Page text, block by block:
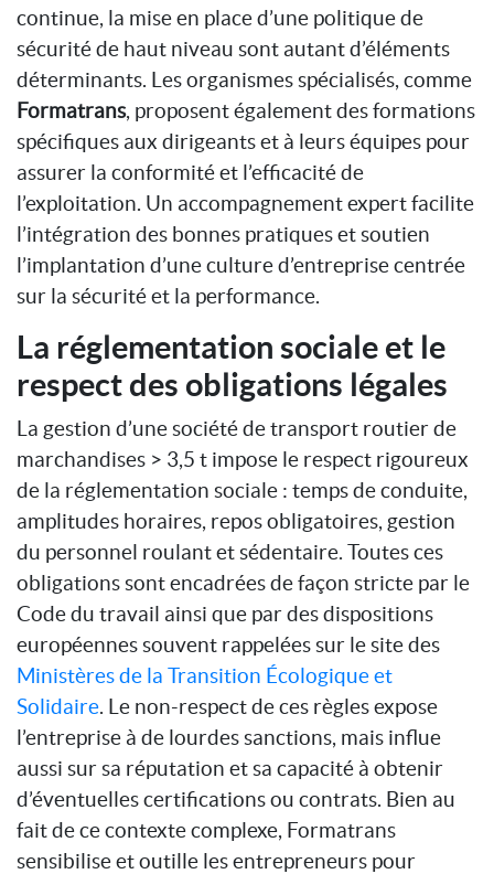
continue, la mise en place d’une politique de
sécurité de haut niveau sont autant d’éléments
déterminants. Les organismes spécialisés, comme
Formatrans, proposent également des formations
spécifiques aux dirigeants et à leurs équipes pour
assurer la conformité et l’efficacité de
l’exploitation. Un accompagnement expert facilite
l’intégration des bonnes pratiques et soutien
l’implantation d’une culture d’entreprise centrée
sur la sécurité et la performance.
La réglementation sociale et le
respect des obligations légales
La gestion d’une société de transport routier de
marchandises > 3,5 t impose le respect rigoureux
de la réglementation sociale : temps de conduite,
amplitudes horaires, repos obligatoires, gestion
du personnel roulant et sédentaire. Toutes ces
obligations sont encadrées de façon stricte par le
Code du travail ainsi que par des dispositions
européennes souvent rappelées sur le site des
Ministères de la Transition Écologique et
Solidaire. Le non-respect de ces règles expose
l’entreprise à de lourdes sanctions, mais influe
aussi sur sa réputation et sa capacité à obtenir
d’éventuelles certifications ou contrats. Bien au
fait de ce contexte complexe, Formatrans
sensibilise et outille les entrepreneurs pour